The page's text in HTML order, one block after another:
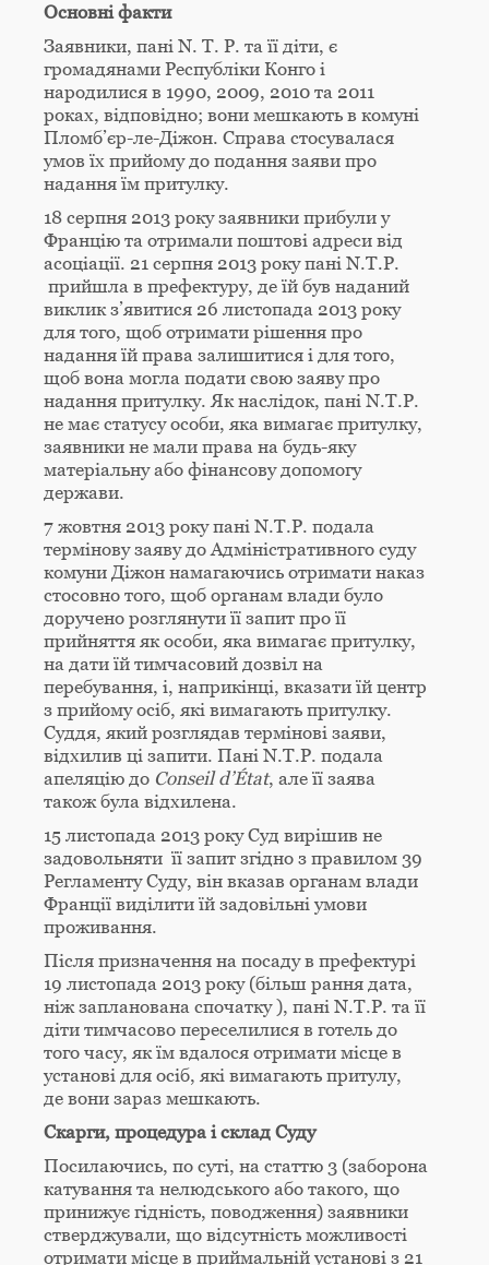
Основні факти
Заявники, пані N. T. P. та її діти, є
громадянами Республіки Конго і
народилися в 1990, 2009, 2010 та 2011
роках, відповідно; вони мешкають в комуні
Пломб’єр-ле-Діжон. Справа стосувалася
умов їх прийому до подання заяви про
надання їм притулку.
18 серпня 2013 року заявники прибули у
Францію та отримали поштові адреси від
асоціації. 21 серпня 2013 року пані N.T.P.
прийшла в префектуру, де їй був наданий
виклик з’явитися 26 листопада 2013 року
для того, щоб отримати рішення про
надання їй права залишитися і для того,
щоб вона могла подати свою заяву про
надання притулку. Як наслідок, пані N.T.P.
не має статусу особи, яка вимагає притулку,
заявники не мали права на будь-яку
матеріальну або фінансову допомогу
держави.
7 жовтня 2013 року пані N.T.P. подала
термінову заяву до Адміністративного суду
комуни Діжон намагаючись отримати наказ
стосовно того, щоб органам влади було
доручено розглянути її запит про її
прийняття як особи, яка вимагає притулку,
на дати їй тимчасовий дозвіл на
перебування, і, наприкінці, вказати їй центр
з прийому осіб, які вимагають притулку.
Суддя, який розглядав термінові заяви,
відхилив ці запити. Пані N.T.P. подала
апеляцію до Conseil d’État, але її заява
також була відхилена.
15 листопада 2013 року Суд вирішив не
задовольняти її запит згідно з правилом 39
Регламенту Суду, він вказав органам влади
Франції виділити їй задовільні умови
проживання.
Після призначення на посаду в префектурі
19 листопада 2013 року (більш рання дата,
ніж запланована спочатку ), пані N.T.P. та її
діти тимчасово переселилися в готель до
того часу, як їм вдалося отримати місце в
установі для осіб, які вимагають притулу,
де вони зараз мешкають.
Скарги, процедура і склад Суду
Посилаючись, по суті, на статтю 3 (заборона
катування та нелюдського або такого, що
принижує гідність, поводження) заявники
стверджували, що відсутність можливості
отримати місце в приймальній установі з 21